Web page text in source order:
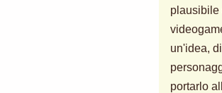
plausibile
un'idea,
portarlo